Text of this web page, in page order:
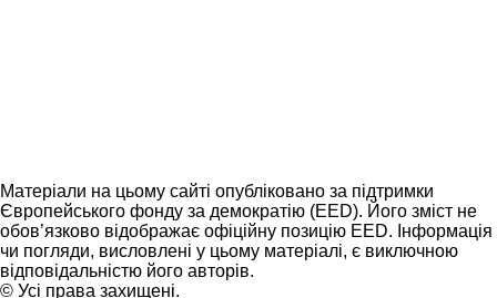
Матеріали на цьому сайті опубліковано за підтримки
Європейського фонду за демократію (EED). Його зміст не
обов’язково відображає офіційну позицію EED. Інформація
чи погляди, висловлені у цьому матеріалі, є виключною
відповідальністю його авторів.
© Усі права захищені.